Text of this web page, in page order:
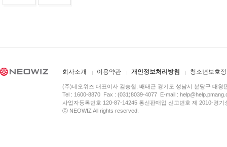
회사소개 이용약관 개인정보처리방침 청소년보호
(주)네오위즈 대표이사 김승철, 배태근 경기도 성남시 분당구 대왕
Tel : 1600-8870 Fax : (031)8039-4077 E-mail :
사업자등록번호 120-87-14245 통신판매업 신고번호 제 2010-경
ⓒ NEOWIZ All rights reserved.